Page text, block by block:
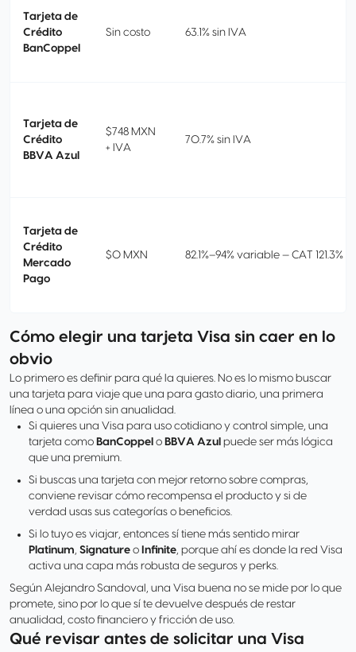
Tarjeta de
Crédito
BanCoppel
Sin costo 63.1% sin IVA
Tarjeta de
Crédito
BBVA Azul
$748 MXN
+ IVA
70.7% sin IVA
Tarjeta de
Crédito
Mercado
Pago
$0 MXN 82.1%–94% variable — CAT 121.3%
Cómo elegir una tarjeta Visa sin caer en lo
obvio
Lo primero es definir para qué la quieres. No es lo mismo buscar
una tarjeta para viaje que una para gasto diario, una primera
línea o una opción sin anualidad.
Si quieres una Visa para uso cotidiano y control simple, una
tarjeta como BanCoppel o BBVA Azul puede ser más lógica
que una premium.
Si buscas una tarjeta con mejor retorno sobre compras,
conviene revisar cómo recompensa el producto y si de
verdad usas sus categorías o beneficios.
Si lo tuyo es viajar, entonces sí tiene más sentido mirar
Platinum, Signature o Infinite, porque ahí es donde la red Visa
activa una capa más robusta de seguros y perks.
Según Alejandro Sandoval, una Visa buena no se mide por lo que
promete, sino por lo que sí te devuelve después de restar
anualidad, costo financiero y fricción de uso.
Qué revisar antes de solicitar una Visa